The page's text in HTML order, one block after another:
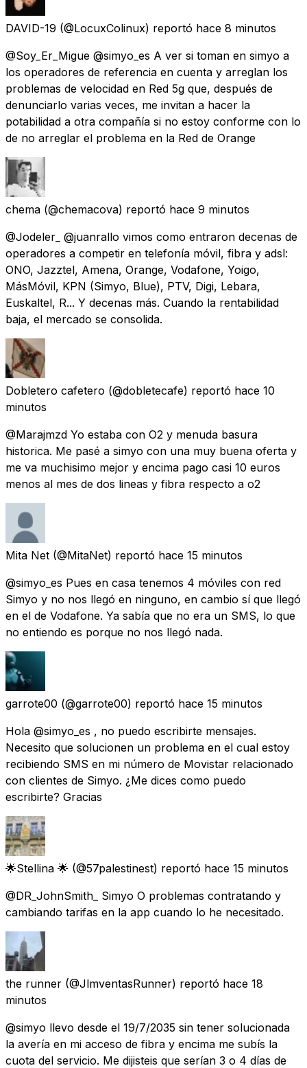
DAVID-19 (@LocuxColinux) reportó hace 8 minutos
@Soy_Er_Migue @simyo_es A ver si toman en simyo a
los operadores de referencia en cuenta y arreglan los
problemas de velocidad en Red 5g que, después de
denunciarlo varias veces, me invitan a hacer la
potabilidad a otra compañía si no estoy conforme con lo
de no arreglar el problema en la Red de Orange
chema (@chemacova) reportó hace 9 minutos
@Jodeler_ @juanrallo vimos como entraron decenas de
operadores a competir en telefonía móvil, fibra y adsl:
ONO, Jazztel, Amena, Orange, Vodafone, Yoigo,
MásMóvil, KPN (Simyo, Blue), PTV, Digi, Lebara,
Euskaltel, R... Y decenas más. Cuando la rentabilidad
baja, el mercado se consolida.
Dobletero cafetero (@dobletecafe) reportó hace 10
minutos
@Marajmzd Yo estaba con O2 y menuda basura
historica. Me pasé a simyo con una muy buena oferta y
me va muchisimo mejor y encima pago casi 10 euros
menos al mes de dos lineas y fibra respecto a o2
Mita Net (@MitaNet) reportó hace 15 minutos
@simyo_es Pues en casa tenemos 4 móviles con red
Simyo y no nos llegó en ninguno, en cambio sí que llegó
en el de Vodafone. Ya sabía que no era un SMS, lo que
no entiendo es porque no nos llegó nada.
garrote00 (@garrote00) reportó hace 15 minutos
Hola @simyo_es , no puedo escribirte mensajes.
Necesito que solucionen un problema en el cual estoy
recibiendo SMS en mi número de Movistar relacionado
con clientes de Simyo. ¿Me dices como puedo
escribirte? Gracias
🌟Stellina 🌟 (@57palestinest) reportó hace 15 minutos
@DR_JohnSmith_ Simyo O problemas contratando y
cambiando tarifas en la app cuando lo he necesitado.
the runner (@JlmventasRunner) reportó hace 18
minutos
@simyo llevo desde el 19/7/2035 sin tener solucionada
la avería en mi acceso de fibra y encima me subís la
cuota del servicio. Me dijisteis que serían 3 o 4 días de